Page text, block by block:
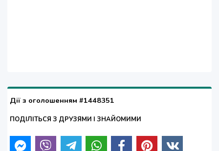
Дії з оголошенням #1448351
ПОДІЛІТЬСЯ З ДРУЗЯМИ І ЗНАЙОМИМИ